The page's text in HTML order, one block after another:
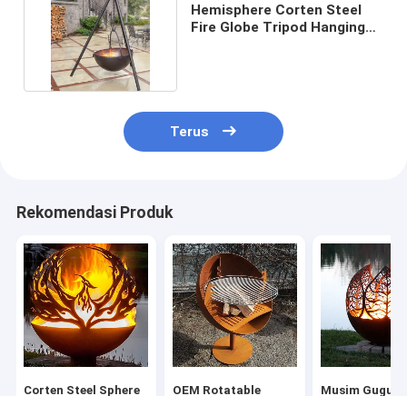
Hemisphere Corten Steel
Fire Globe Tripod Hanging
Terus
Rekomendasi Produk
Corten Steel Sphere OEM Rotatable Musim Gugur